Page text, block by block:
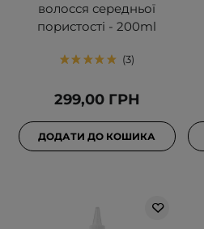
волосся середньої
пористості - 200ml
3
299,00 ГРН
ДОДАТИ ДО КОШИКА